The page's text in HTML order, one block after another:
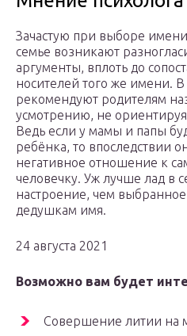
Зачастую при выборе
семье возникают
аргументы, вплоть до
носителей того же имени. В
рекомендуют родителям
усмотрению, не
Ведь если у мамы и папы
ребёнка, то впоследствии
негативное отношение к
человечку. Уж лучше лад в
настроение, чем
дедушкам имя.
24 августа 2021
Возможно вам будет
Совершение литии на